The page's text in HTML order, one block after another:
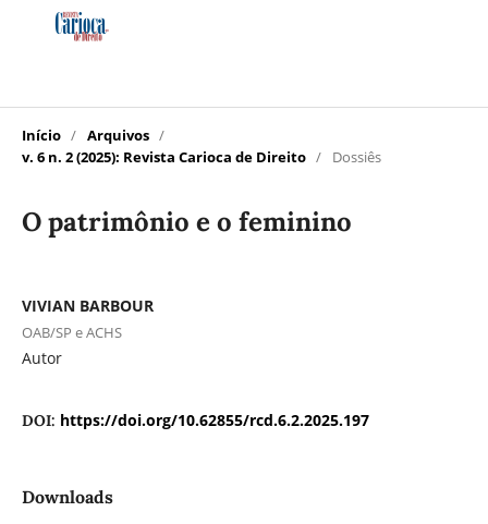
Início / Arquivos /
v. 6 n. 2 (2025): Revista Carioca de Direito / Dossiês
O patrimônio e o feminino
VIVIAN BARBOUR
OAB/SP e ACHS
Autor
DOI: https://doi.org/10.62855/rcd.6.2.2025.197
Downloads